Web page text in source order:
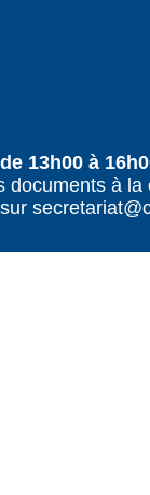
13h00 à
documents à